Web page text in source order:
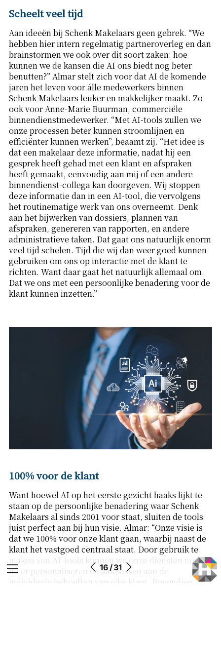
Scheelt veel tijd
Aan ideeën bij Schenk Makelaars geen gebrek. “We
hebben hier intern regelmatig partneroverleg en dan
brainstormen we ook over dit soort zaken: hoe
kunnen we de kansen die AI ons biedt nog beter
benutten?” Almar stelt zich voor dat AI de komende
jaren het leven voor álle medewerkers binnen
Schenk Makelaars leuker en makkelijker maakt. Zo
ook voor Anne-Marie Buurman, commerciële
binnendienstmedewerker. “Met AI-tools zullen we
onze processen beter kunnen stroomlijnen en
efficiënter kunnen werken”, beaamt zij. “Het idee is
dat een makelaar deze informatie, nadat hij een
gesprek heeft gehad met een klant en afspraken
heeft gemaakt, eenvoudig aan mij of een andere
binnendienst-collega kan doorgeven. Wij stoppen
deze informatie dan in een AI-tool, die vervolgens
het routinematige werk van ons overneemt. Denk
aan het bijwerken van dossiers, plannen van
afspraken, genereren van rapporten, en andere
administratieve taken. Dat gaat ons natuurlijk enorm
veel tijd schelen. Tijd die wij dan weer goed kunnen
gebruiken om ons op interactie met de klant te
richten. Want daar gaat het natuurlijk allemaal om.
Dat we ons met een persoonlijke benadering voor de
klant kunnen inzetten.”
100% voor de klant
Want hoewel AI op het eerste gezicht haaks lijkt te
staan op de persoonlijke benadering waar Schenk
Makelaars al sinds 2001 voor staat, sluiten de tools
juist perfect aan bij hun visie. Almar: “Onze visie is
dat we 100% voor onze klant gaan, waarbij naast de
klant het vastgoed centraal staat. Door gebruik te
maken van AI-tools kunnen we onze diensten nog
meer personaliseren en aanpassen aan de
individuele behoeften van elke klant. Bovendien
16 / 31